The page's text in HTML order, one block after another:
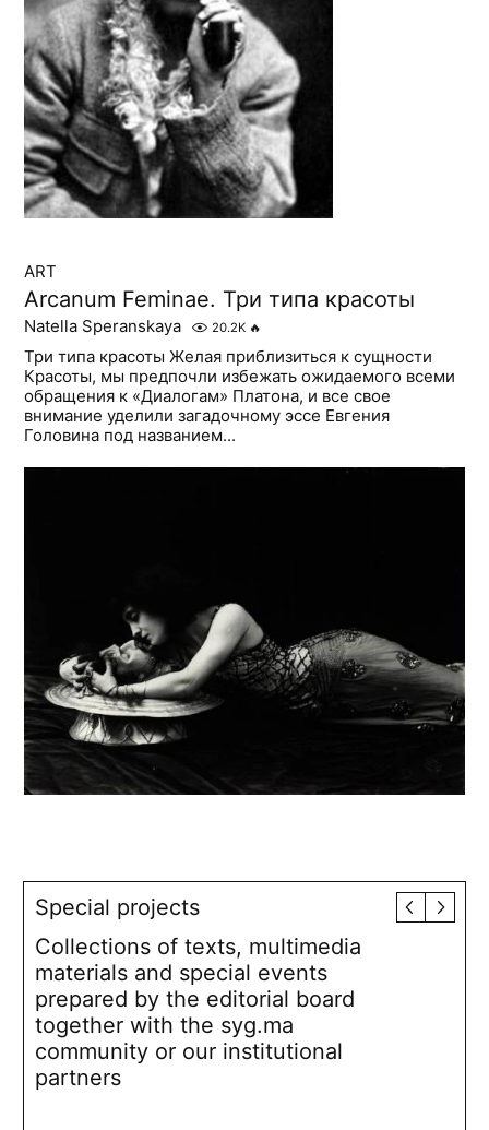
ART
Arcanum Feminae. Три типа красоты
Natella Speranskaya 20.2K 🔥
Три типа красоты Желая приблизиться к сущности
Красоты, мы предпочли избежать ожидаемого всеми
обращения к «Диалогам» Платона, и все свое
внимание уделили загадочному эссе Евгения
Головина под названием...
Special projects
Collections of texts, multimedia
materials and special events
prepared by the editorial board
together with the syg.ma
community or our institutional
partners